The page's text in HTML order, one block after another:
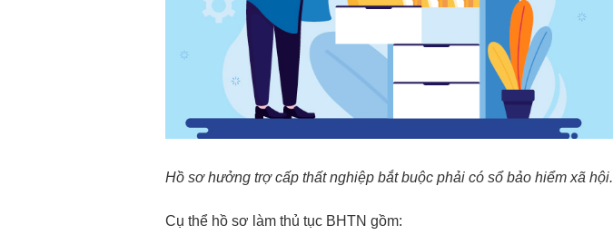
Hồ sơ hưởng trợ cấp thất nghiệp bắt buộc phải có sổ bảo hiểm xã hội.
Cụ thể hồ sơ làm thủ tục BHTN gồm: